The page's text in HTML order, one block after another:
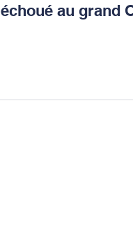
échoué au grand